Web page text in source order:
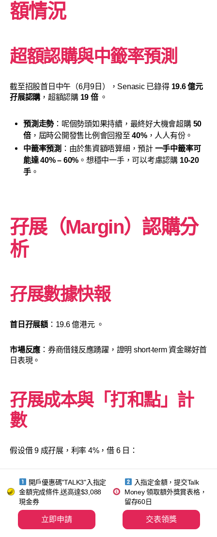
額情況
超額認購與中籤率預測
截至招股首日中午（6月9日），Senasic 已錄得 19.6 億元
孖展認購 ，超額認購 19 倍 。
預測走勢：呢個勢頭如果持續，最終好大機會超購 50
倍，屆時公開發售比例會回撥至40%，人人有份。
中籤率預測 ：由於集資額唔算細，預計 一手中籤率可
能達 40% – 60% 。想穩中一手，可以考慮認購 10-20
手。
孖展（Margin）認購分
析
孖展數據快報
首日孖展額：19.6 億港元 。
市場反應 ：券商借錢反應踴躍，證明 short-term 資金睇好首
日表現。
孖展成本與「打和點」計
數
假设借 9 成孖展，利率 4%，借 6 日：
日升幅超過 3%，利潤就唔錯。
入場費：3,709 港元
開戶優惠碼"TALK3"入指定
金額完成條件,送高達$3,088
現金券
立即申請
入指定金額，提交Talk
Money 領取額外獎賞表格，
留存60日
交表領獎